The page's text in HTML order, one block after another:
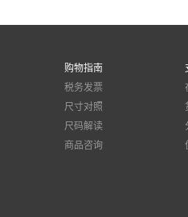
购物指南
税务发票
尺寸对照
尺码解读
商品咨询